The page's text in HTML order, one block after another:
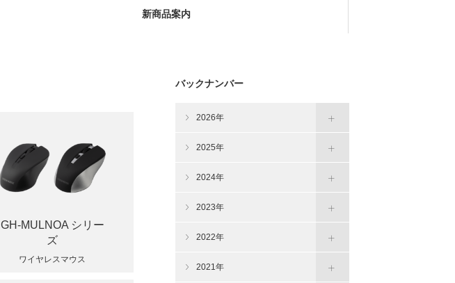
新商品案内
GH-MULNOA シリー
ズ
ワイヤレスマウス
バックナンバー
2026年
2025年
2024年
2023年
2022年
2021年